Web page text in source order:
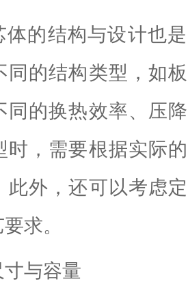
体的结构与设计也
同的结构类型，如
同的换热效率、压
时，需要根据实际
此外，还可以考虑
求。
与容量